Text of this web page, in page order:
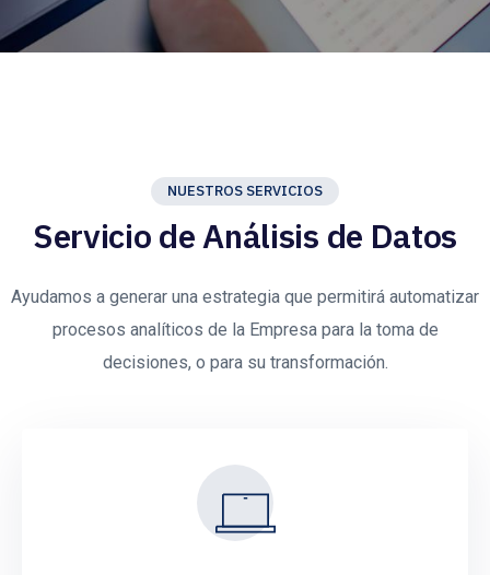
NUESTROS SERVICIOS
Servicio de Análisis de Datos
Ayudamos a generar una estrategia que permitirá automatizar
procesos analíticos de la Empresa para la toma de
decisiones, o para su transformación.